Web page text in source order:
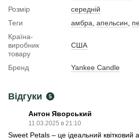
Розмір
середній
Теги
амбра апельсин
Країна-
виробник
товару
США
Бренд Yankee Candle
Відгуки 5
Антон Яворський
11.03.2025 в 21:10
Sweet Petals – це ідеальний